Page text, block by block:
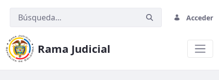
Acceder
Rama Judicial